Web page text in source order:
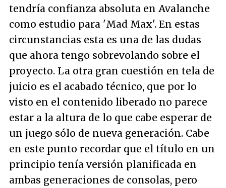
tendría confianza absoluta en Avalanche
como estudio para 'Mad Max'. En estas
circunstancias esta es una de las dudas
que ahora tengo sobrevolando sobre el
proyecto. La otra gran cuestión en tela de
juicio es el acabado técnico, que por lo
visto en el contenido liberado no parece
estar a la altura de lo que cabe esperar de
un juego sólo de nueva generación. Cabe
en este punto recordar que el título en un
principio tenía versión planificada en
ambas generaciones de consolas, pero